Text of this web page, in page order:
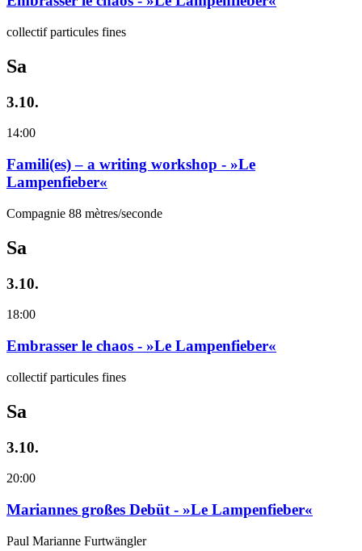
collectif particules fines
Sa
3.10.
14:00
Famili(es) – a writing workshop - »Le
Lampenfieber«
Compagnie 88 mètres/seconde
Sa
3.10.
18:00
Embrasser le chaos - »Le Lampenfieber«
collectif particules fines
Sa
3.10.
20:00
Mariannes großes Debüt - »Le Lampenfieber«
Paul Marianne Furtwängler